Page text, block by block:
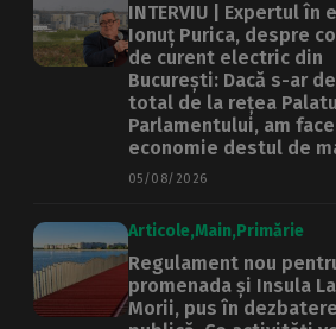
INTERVIU | Expertul în
Ionuț Purica, despre
de curent electric din
București: Dacă s-ar
total de la rețea
Parlamentului, am
economie destul de
05/08/2026
Articole Main Primărie
Regulament nou
promenada și Insula
Morii, pus în dezbatere